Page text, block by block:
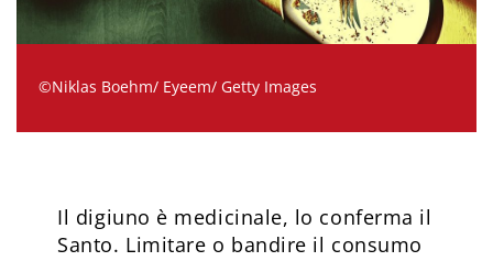
©Niklas Boehm/ Eyeem/ Getty Images
Il digiuno è medicinale, lo conferma il
Santo. Limitare o bandire il consumo